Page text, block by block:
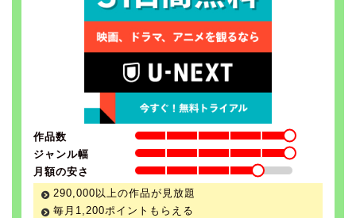
作品数
ジャンル幅
月額の安さ
290,000以上の作品が見放題
毎月1,200ポイントもらえる